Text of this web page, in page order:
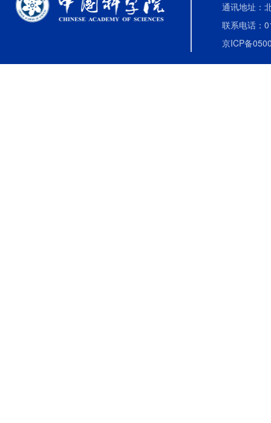
通讯地址：
联系电话：
京ICP备